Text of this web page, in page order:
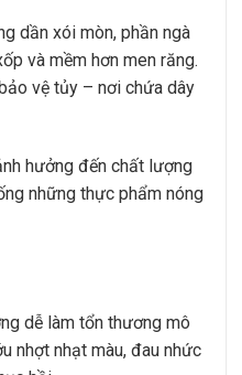
dần xói mòn, phần ngà
và mềm hơn men răng.
vệ tủy – nơi chứa dây
hưởng đến chất lượng
những thực phẩm nóng
dễ làm tổn thương mô
nhợt nhạt màu, đau nhức